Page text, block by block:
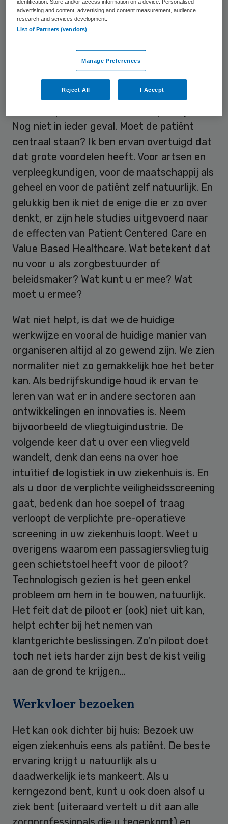
en steeds stel ik mensen de vraag: “Als u als
patiënt in het ziekenhuis bent, wat doet u
altijd hetzelfde antwoord: “Wachten”.
Praktijk
Nog niet in ieder geval. Moet de patiënt
centraal staan? Ik ben ervan overtuigd dat
dat grote voordelen heeft. Voor artsen en
verpleegkundigen, voor de maatschappij als
geheel en voor de patiënt zelf natuurlijk. En
gelukkig ben ik niet de enige die er zo over
denkt, er zijn hele studies uitgevoerd naar
de effecten van Patient Centered Care en
Value Based Healthcare. Wat betekent dat
nu voor u als zorgbestuurder of
beleidsmaker? Wat kunt u er mee? Wat
moet u ermee?
Wat niet helpt, is dat we de huidige
werkwijze en vooral de huidige manier van
organiseren altijd al zo gewend zijn. We zien
normaliter niet zo gemakkelijk hoe het beter
kan. Als bedrijfskundige houd ik ervan te
leren van wat er in andere sectoren aan
ontwikkelingen en innovaties is. Neem
bijvoorbeeld de vliegtuigindustrie. De
volgende keer dat u over een vliegveld
wandelt, denk dan eens na over hoe
intuïtief de logistiek in uw ziekenhuis is. En
als u door de verplichte veiligheidsscreening
gaat, bedenk dan hoe soepel of traag
verloopt de verplichte pre-operatieve
screening in uw ziekenhuis loopt. Weet u
overigens waarom een passagiersvliegtuig
geen schietstoel heeft voor de piloot?
Technologisch gezien is het geen enkel
probleem om hem in te bouwen, natuurlijk.
Het feit dat de piloot er (ook) niet uit kan,
helpt echter bij het nemen van
klantgerichte beslissingen. Zo’n piloot doet
toch net iets harder zijn best de kist veilig
aan de grond te krijgen…
Werkvloer bezoeken
Het kan ook dichter bij huis: Bezoek uw
eigen ziekenhuis eens als patiënt. De beste
ervaring krijgt u natuurlijk als u
daadwerkelijk iets mankeert. Als u
kerngezond bent, kunt u ook doen alsof u
ziek bent (uiteraard vertelt u dit aan alle
identification. Store and/or access information on a device. Personalised
advertising and content, advertising and content measurement, audience
research and services development.
List of Partners (vendors)
Manage Preferences
Reject All I Accept